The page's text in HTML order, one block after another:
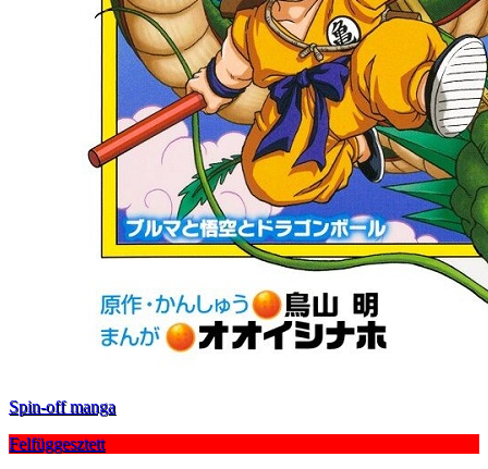
Spin-off manga
Felfüggesztett